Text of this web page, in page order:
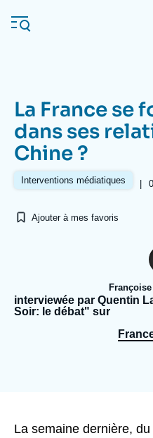
au
contenu
Navigation
principale
L'Ifri
À propos de l'Ifri
La France
dans ses
Chine ?
Interventions médiatiques |
Ajouter à mes favoris
interviewée par Quentin
Soir: le débat" sur
Accroche
La semaine dernière,